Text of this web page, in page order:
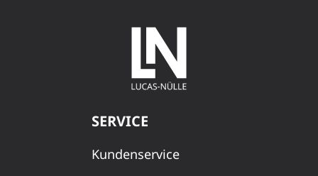
SERVICE
Kundenservice